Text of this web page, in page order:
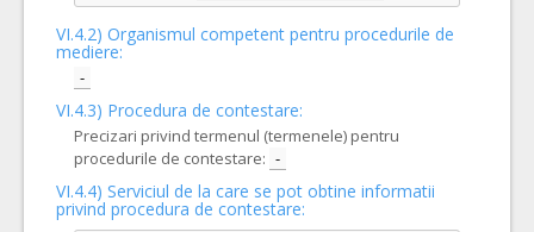
VI.4.2) Organismul competent pentru procedurile de
mediere:
-
VI.4.3) Procedura de contestare:
Precizari privind termenul (termenele) pentru
procedurile de contestare: -
VI.4.4) Serviciul de la care se pot obtine informatii
privind procedura de contestare: